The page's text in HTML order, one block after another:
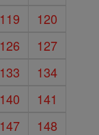
119
120
126
127
133
134
140
141
147
148